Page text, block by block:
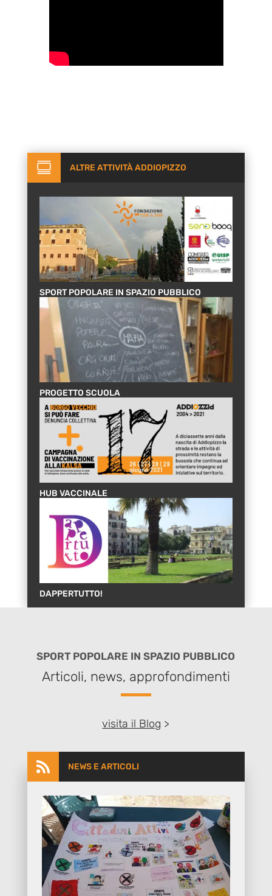
 ALTRE ATTIVITÀ ADDIOPIZZO
SPORT POPOLARE IN SPAZIO PUBBLICO
PROGETTO SCUOLA
HUB VACCINALE
DAPPERTUTTO!
SPORT POPOLARE IN SPAZIO PUBBLICO
Articoli, news, approfondimenti
visita il Blog >
 NEWS E ARTICOLI